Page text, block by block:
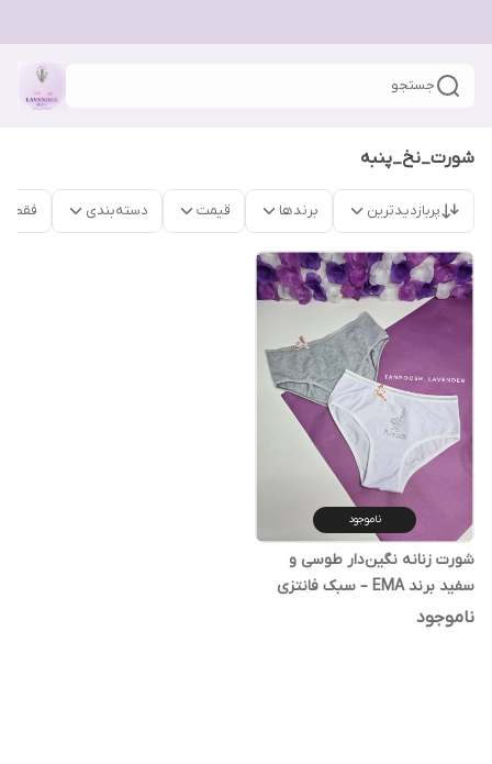
جستجو
شورت_نخ_پنبه
پربازدیدترین برندها قیمت دسته‌بندی فقط
ناموجود
شورت زنانه نگین‌دار طوسی و
سفید برند EMA – سبک فانتزی
راحت و خوش‌پوش
ناموجود